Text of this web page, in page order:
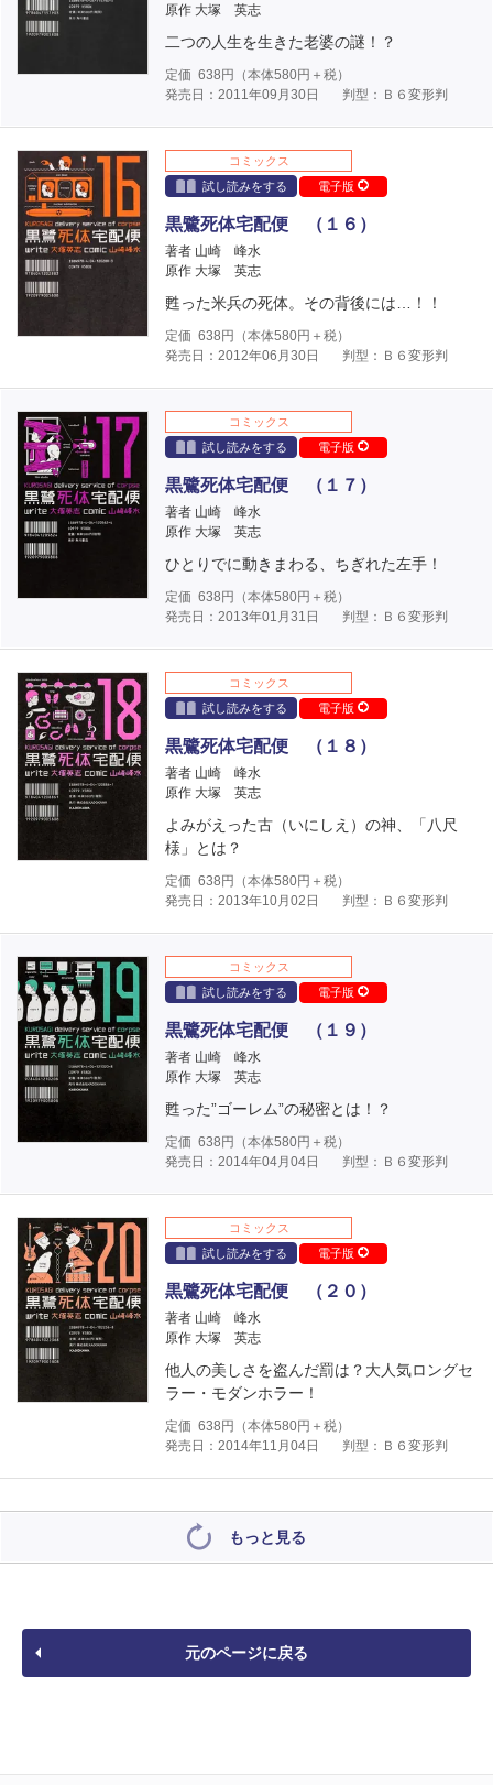
原作 大塚 英志
二つの人生を生きた老婆の謎！？
定価 638 円（本体580円＋税）
発売日：2011年09月30日
判型：Ｂ６変形判
コミックス
試し読みをする
電子版
黒鷺死体宅配便 （１６）
著者 山崎 峰水
原作 大塚 英志
甦った米兵の死体。その背後には…！！
定価 638 円（本体580円＋税）
発売日：2012年06月30日
判型：Ｂ６変形判
コミックス
試し読みをする
電子版
黒鷺死体宅配便 （１７）
著者 山崎 峰水
原作 大塚 英志
ひとりでに動きまわる、ちぎれた左手！
定価 638 円（本体580円＋税）
発売日：2013年01月31日
判型：Ｂ６変形判
コミックス
試し読みをする
電子版
黒鷺死体宅配便 （１８）
著者 山崎 峰水
原作 大塚 英志
よみがえった古（いにしえ）の神、「八尺
様」とは？
定価 638 円（本体580円＋税）
発売日：2013年10月02日
判型：Ｂ６変形判
コミックス
試し読みをする
電子版
黒鷺死体宅配便 （１９）
著者 山崎 峰水
原作 大塚 英志
甦った”ゴーレム”の秘密とは！？
定価 638 円（本体580円＋税）
発売日：2014年04月04日
判型：Ｂ６変形判
コミックス
試し読みをする
電子版
黒鷺死体宅配便 （２０）
著者 山崎 峰水
原作 大塚 英志
他人の美しさを盗んだ罰は？大人気ロングセ
ラー・モダンホラー！
定価 638 円（本体580円＋税）
発売日：2014年11月04日
判型：Ｂ６変形判
もっと見る
元のページに戻る